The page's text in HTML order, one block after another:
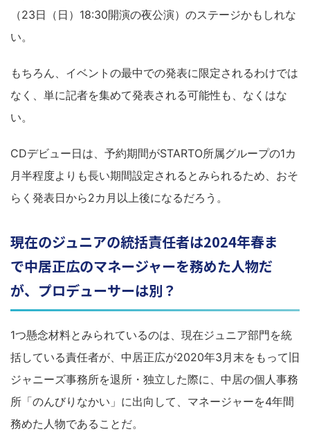
（23日（日）18:30開演の夜公演）のステージかもしれな
い。
もちろん、イベントの最中での発表に限定されるわけでは
なく、単に記者を集めて発表される可能性も、なくはな
い。
CDデビュー日は、予約期間がSTARTO所属グループの1カ
月半程度よりも長い期間設定されるとみられるため、おそ
らく発表日から2カ月以上後になるだろう。
現在のジュニアの統括責任者は2024年春ま
で中居正広のマネージャーを務めた人物だ
が、プロデューサーは別？
1つ懸念材料とみられているのは、現在ジュニア部門を統
括している責任者が、中居正広が2020年3月末をもって旧
ジャニーズ事務所を退所・独立した際に、中居の個人事務
所「のんびりなかい」に出向して、マネージャーを4年間
務めた人物であることだ。